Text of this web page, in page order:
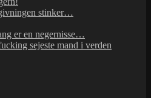
stinker…
er en negernisse…
sejeste mand i verden